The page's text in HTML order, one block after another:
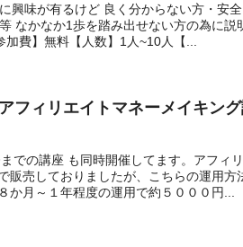
興味が有るけど 良く分からない方・安
なかなか1歩を踏み出せない方の為に
費】無料【人数】1人~10人【...
フィリエイトマネーメイキン
での講座 も同時開催してます。アフィ
販売しておりましたが、こちらの運用方
か月～１年程度の運用で約５０００円...